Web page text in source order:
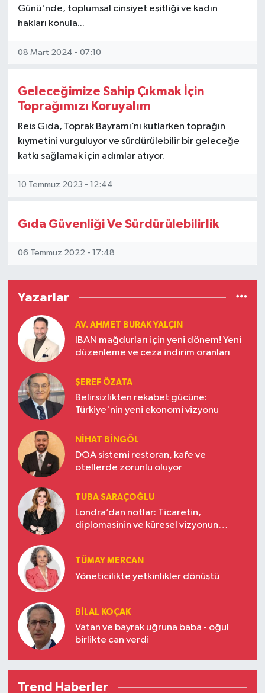
Günü'nde, toplumsal cinsiyet eşitliği ve kadın
hakları konula...
08 Mart 2024 - 07:10
Geleceğimize Sahip Çıkmak İçin
Toprağımızı Koruyalım
Reis Gıda, Toprak Bayramı’nı kutlarken toprağın
kıymetini vurguluyor ve sürdürülebilir bir geleceğe
katkı sağlamak için adımlar atıyor.
10 Temmuz 2023 - 12:44
Gıda Güvenliği Ve Sürdürülebilirlik
06 Temmuz 2022 - 17:48
Yazarlar
AV. AHMET BURAK YALÇIN
IBAN mağdurları için yeni dönem! Yeni
düzenleme ve ceza indirim oranları
ŞEREF ÖZATA
Belirsizlikten rekabet gücüne:
Türkiye'nin yeni ekonomi vizyonu
NIHAT BINGÖL
DOA sistemi restoran, kafe ve
otellerde zorunlu oluyor
TUBA SARAÇOĞLU
Londra’dan notlar: Ticaretin,
diplomasinin ve küresel vizyonun
TÜMAY MERCAN
Yöneticilikte yetkinlikler dönüştü
BILAL KOÇAK
Vatan ve bayrak uğruna baba - oğul
birlikte can verdi
Trend Haberler